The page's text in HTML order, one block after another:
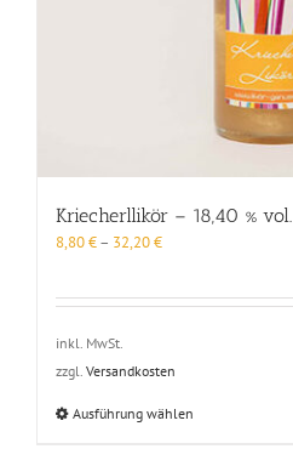
Kriecherllikör – 18,40 % vol.
8,80€– 32,20€
inkl. MwSt.
zzgl. Versandkosten
Ausführung wählen